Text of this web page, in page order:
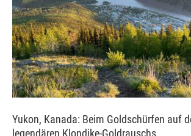
Yukon, Kanada: Beim Goldschürfen auf
legendären Klondike-Goldrauschs